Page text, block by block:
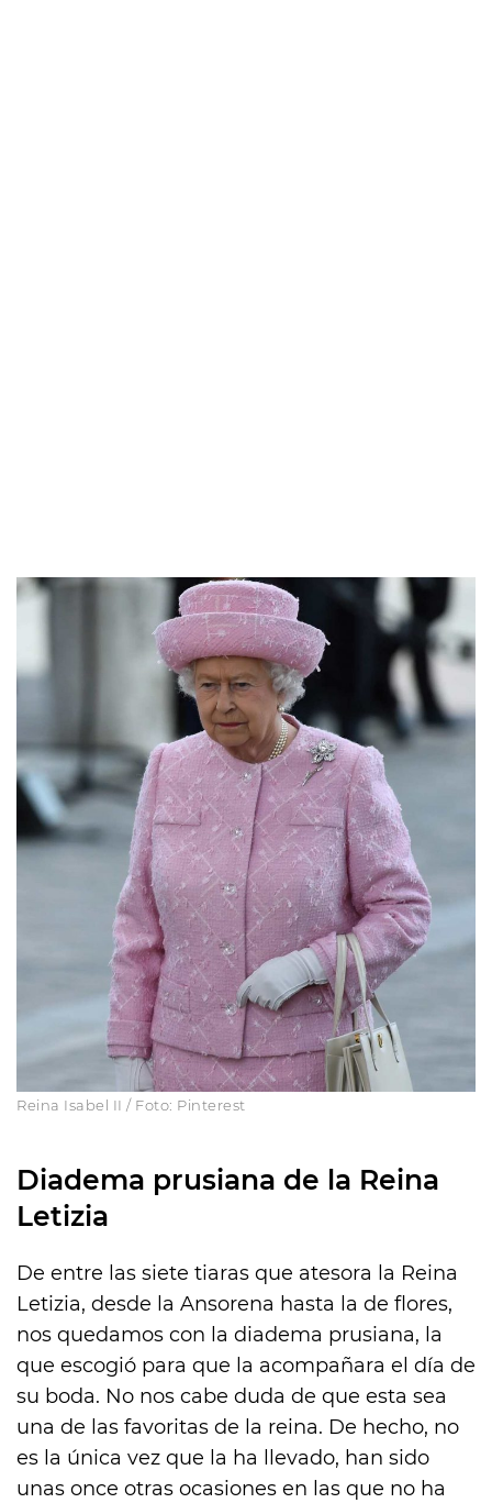
Reina Isabel II / Foto: Pinterest
Diadema prusiana de la Reina
Letizia
De entre las siete tiaras que atesora la Reina
Letizia, desde la Ansorena hasta la de flores,
nos quedamos con la diadema prusiana, la
que escogió para que la acompañara el día de
su boda. No nos cabe duda de que esta sea
una de las favoritas de la reina. De hecho, no
es la única vez que la ha llevado, han sido
unas once otras ocasiones en las que no ha